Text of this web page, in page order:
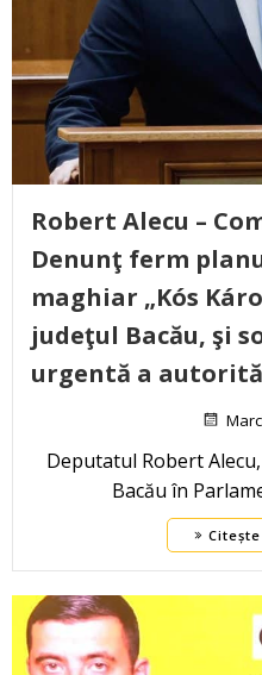
Robert Alecu –
Denunţ ferm
maghiar „Kós
judeţul Bacău, şi
urgentă a
Deputatul Robert
Bacău în